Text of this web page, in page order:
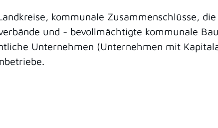
kommunale Zusammenschlüsse,
und - bevollmächtigte kommunale
Unternehmen (Unternehmen mit